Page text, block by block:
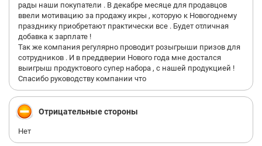
рады наши покупатели . В декабре месяце для продавцов
ввели мотивацию за продажу икры , которую к Новогоднему
празднику приобретают практически все . Будет отличная
добавка к зарплате !
Так же компания регулярно проводит розыгрыши призов для
сотрудников . И в преддверии Нового года мне достался
выигрыш продуктового супер набора , с нашей продукцией !
Спасибо руководству компании что
Отрицательные стороны
Нет